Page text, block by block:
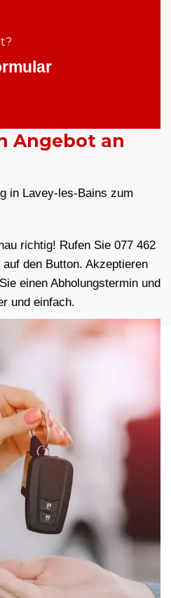
Angebot an
in Lavey-les-Bains zum
richtig! Rufen Sie 077 462
den Button. Akzeptieren
einen Abholungstermin und
und einfach.